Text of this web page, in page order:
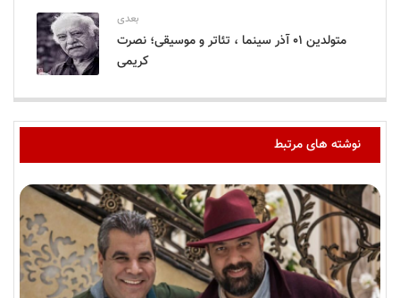
بعدی
متولدین ۰۱ آذر سینما ، تئاتر و موسیقی؛ نصرت
کریمی
نوشته های مرتبط